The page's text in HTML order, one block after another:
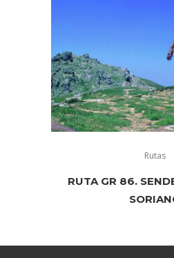
Rutas
RUTA GR 86.